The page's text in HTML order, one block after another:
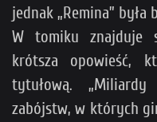
jednak „Remina”
W tomiku znajduje
krótsza opowieść,
tytułową.
zabójstw, w których